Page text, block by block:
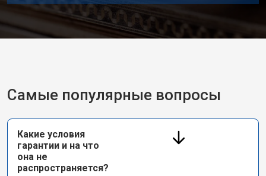
Самые популярные вопросы
Какие условия
гарантии и на что
она не
распространяется?